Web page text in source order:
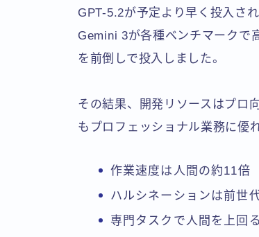
GPT-5.2が予定より早く投入さ
Gemini 3が各種ベンチマークで
を前倒しで投入しました。
その結果、開発リソースはプロ
もプロフェッショナル業務に優
作業速度は人間の約11倍
ハルシネーションは前世
専門タスクで人間を上回